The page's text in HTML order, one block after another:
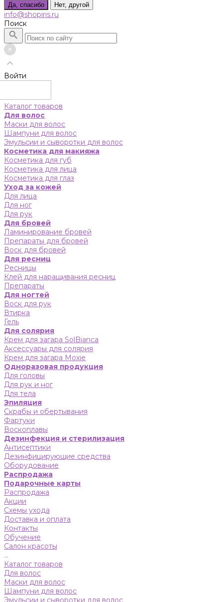
Да, спасибо Нет, другой
info@shopiris.ru
Поиск
Войти
Каталог товаров
Для волос
Маски для волос
Шампуни для волос
Эмульсии и сыворотки для волос
Косметика для макияжа
Косметика для губ
Косметика для лица
Косметика для глаз
Уход за кожей
Для лица
Для ног
Для рук
Для бровей
Ламинирование бровей
Препараты для бровей
Воск для бровей
Для ресниц
Ресницы
Клей для наращивания ресниц
Препараты
Для ногтей
Воск для рук
Втирка
Гель
Для солярия
Крем для загара SolBianca
Аксессуары для солярия
Крем для загара Moxie
Одноразовая продукция
Для головы
Для рук и ног
Для тела
Эпиляция
Скрабы и обертывания
Фартуки
Воскоплавы
Дезинфекция и стерилизация
Антисептики
Дезинфицирующие средства
Оборудование
Распродажа
Подарочные карты
Распродажа
Акции
Схемы ухода
Доставка и оплата
Контакты
Обучение
Салон красоты
...
Каталог товаров
Для волос
Маски для волос
Шампуни для волос
Эмульсии и сыворотки для волос